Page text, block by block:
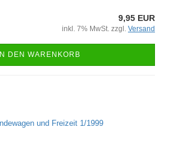
9,95 EUR
inkl. 7% MwSt. zzgl. Versand
IN DEN WARENKORB